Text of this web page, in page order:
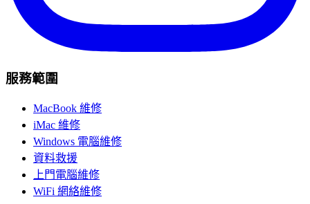
服務範圍
MacBook 維修
iMac 維修
Windows 電腦維修
資料救援
上門電腦維修
WiFi 網絡維修